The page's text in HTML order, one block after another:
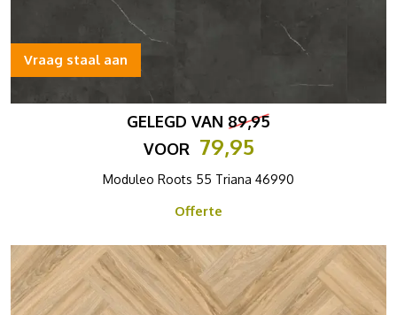
GELEGD VAN 89,95
VOOR 79,95
Moduleo Roots 55 Triana 46990
Offerte
Vraag staal aan